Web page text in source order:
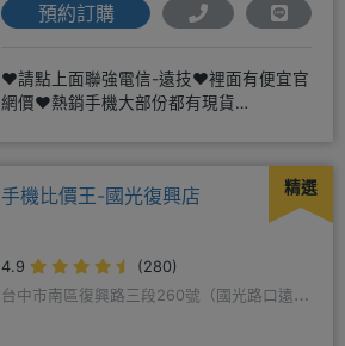
預約訂購
❤️請點上面聯強電信-遠技❤️裡面有便宜官
網價❤️熱銷手機大部份都有現貨
精選
手機比價王-國光復興店
4.9
(280)
台中市南區復興路三段260號（國光路口遠傳